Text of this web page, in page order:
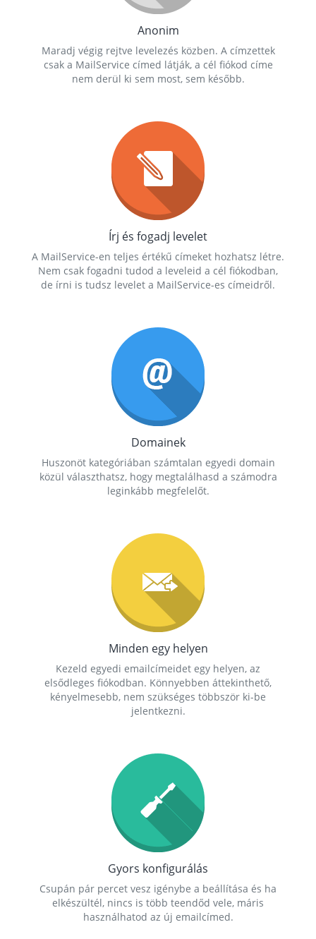
Anonim
Maradj végig rejtve levelezés közben. A címzettek
csak a MailService címed látják, a cél fiókod címe
nem derül ki sem most, sem később.
Írj és fogadj levelet
A MailService-en teljes értékű címeket hozhatsz létre.
Nem csak fogadni tudod a leveleid a cél fiókodban,
de írni is tudsz levelet a MailService-es címeidről.
Domainek
Huszonöt kategóriában számtalan egyedi domain
közül választhatsz, hogy megtalálhasd a számodra
leginkább megfelelőt.
Minden egy helyen
Kezeld egyedi emailcímeidet egy helyen, az
elsődleges fiókodban. Könnyebben áttekinthető,
kényelmesebb, nem szükséges többször ki-be
jelentkezni.
Gyors konfigurálás
Csupán pár percet vesz igénybe a beállítása és ha
elkészültél, nincs is több teendőd vele, máris
használhatod az új emailcímed.